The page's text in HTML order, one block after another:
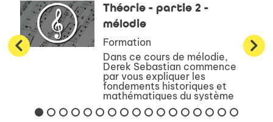
Théorie - partie 2 -
mélodie
Formation
Dans ce cours de mélodie,
Derek Sebastian commence
par vous expliquer les
fondements historiques et
mathématiques du système
mélodique occidental. Il vous
présente ensuite l’ensemble